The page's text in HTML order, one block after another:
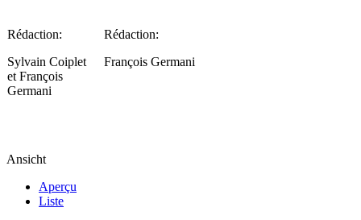
Rédaction:
Sylvain Coiplet
et François
Germani
Rédaction:
François Germani
Ansicht
Aperçu
Liste